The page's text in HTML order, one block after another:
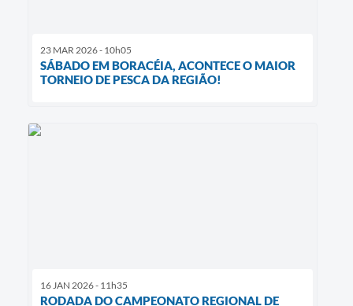
23 MAR 2026 - 10h05
SÁBADO EM BORACÉIA, ACONTECE O MAIOR
TORNEIO DE PESCA DA REGIÃO!
16 JAN 2026 - 11h35
RODADA DO CAMPEONATO REGIONAL DE